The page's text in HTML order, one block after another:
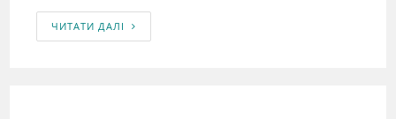
ЧИТАТИ ДАЛІ